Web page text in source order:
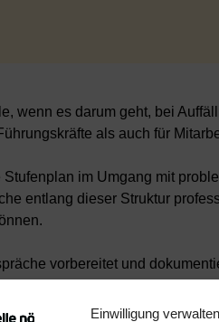
Einwilligung verwalten
wenn es darum geht, bei
als auch für
im Umgang mit
entlang dieser Struktur
vorbereitet und
eines Stufenplans wirksam